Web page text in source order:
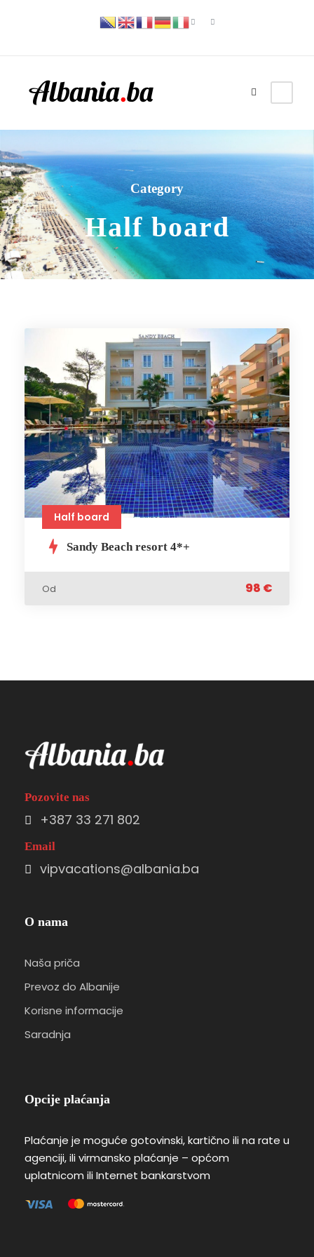
Category
Half board
Half board
Sandy Beach resort 4*+
Od 98 €
Pozovite nas
+387 33 271 802
Email
vipvacations@albania.ba
O nama
Naša priča
Prevoz do Albanije
Korisne informacije
Saradnja
Opcije plaćanja
Plaćanje je moguće gotovinski, kartično ili na rate u
agenciji, ili virmansko plaćanje – općom
uplatnicom ili Internet bankarstvom